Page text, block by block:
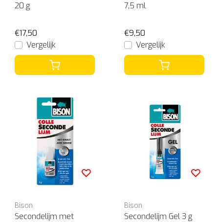
20 g
€17,50
Vergelijk
7,5 ml
€9,50
Vergelijk
Bison
Secondelijm met
Bison
Secondelijm Gel 3 g